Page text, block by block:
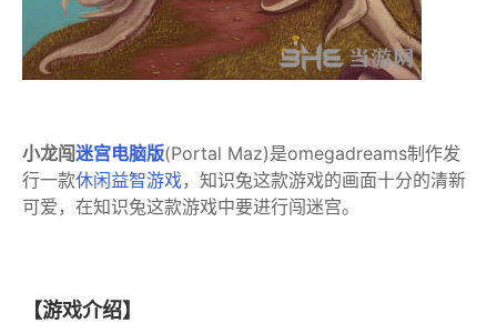
小龙闯迷宫电脑版(Portal Maz)是omegadreams制作发
行一款休闲益智游戏，知识兔这款游戏的画面十分的清新
可爱，在知识兔这款游戏中要进行闯迷宫。
【游戏介绍】